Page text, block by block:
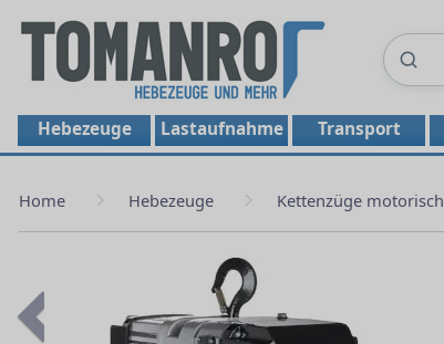
Hebezeuge Lastaufnahme Transport
Home Hebezeuge Kettenzüge motorisch